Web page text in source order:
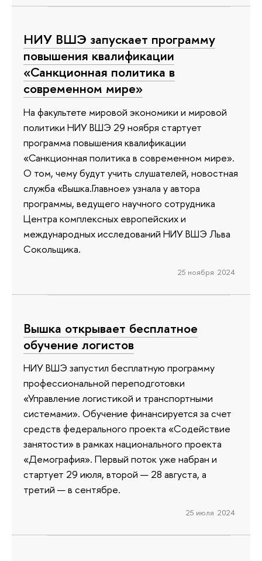
НИУ ВШЭ запускает программу
повышения квалификации
«Санкционная политика в
современном мире»
На факультете мировой экономики и мировой
политики НИУ ВШЭ 29 ноября стартует
программа повышения квалификации
«Санкционная политика в современном мире».
О том, чему будут учить слушателей, новостная
служба «Вышка.Главное» узнала у автора
программы, ведущего научного сотрудника
Центра комплексных европейских и
международных исследований НИУ ВШЭ Льва
Сокольщика.
25 ноября 2024
Вышка открывает бесплатное
обучение логистов
НИУ ВШЭ запустил бесплатную программу
профессиональной переподготовки
«Управление логистикой и транспортными
системами». Обучение финансируется за счет
средств федерального проекта «Содействие
занятости» в рамках национального проекта
«Демография». Первый поток уже набран и
стартует 29 июля, второй — 28 августа, а
третий — в сентябре.
25 июля 2024